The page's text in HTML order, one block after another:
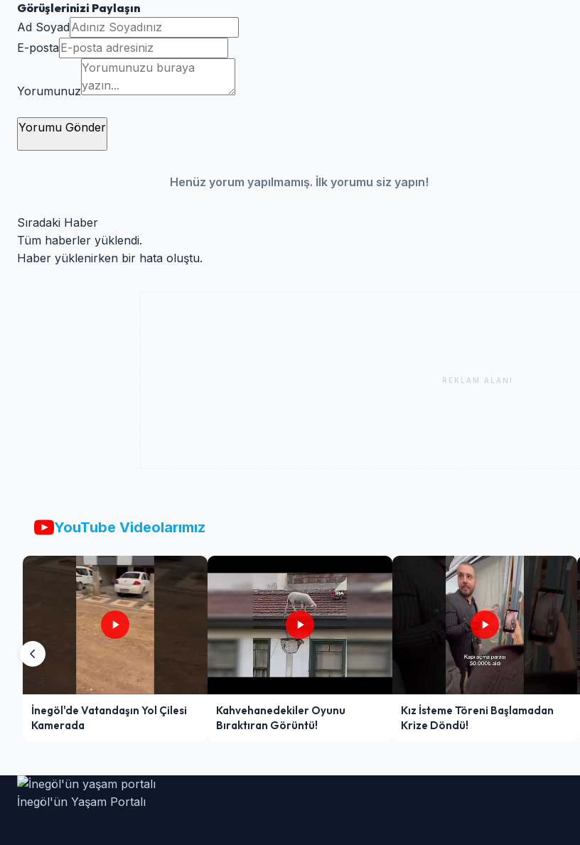
Görüşlerinizi Paylaşın
Ad Soyad
E-posta
Yorumunuz
Yorumu Gönder
Henüz yorum yapılmamış. İlk yorumu siz yapın!
Sıradaki Haber
Tüm haberler yüklendi.
Haber yüklenirken bir hata oluştu.
REKLAM ALANI
YouTube Videolarımız
İnegöl'de Vatandaşın Yol Çilesi
Kamerada
Kahvehanedekiler Oyunu
Bıraktıran Görüntü!
Kız İsteme Töreni Başlamadan
Krize Döndü!
İnegöl'ün Yaşam Portalı